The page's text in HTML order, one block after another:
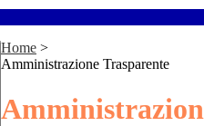
Home >
Amministrazione Trasparente